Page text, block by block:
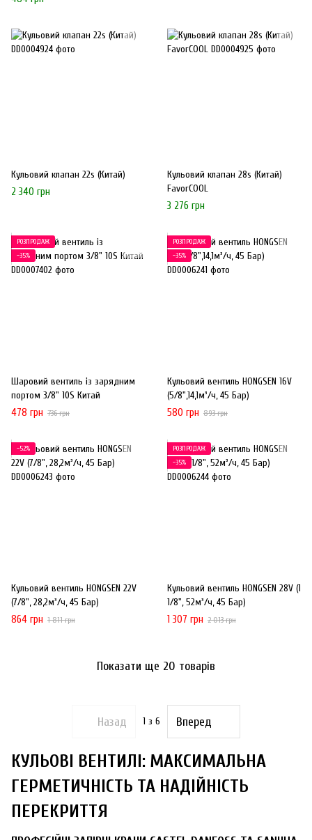
Кульовий клапан 22s (Китай)
2 340 грн
Кульовий клапан 28s (Китай)
FavorCOOL
3 276 грн
РОЗПРОДАЖ
−35%
Шаровий вентиль із зарядним
портом 3/8" 10S Китай
478 грн 736 грн
РОЗПРОДАЖ
−35%
Кульовий вентиль HONGSEN 16V
(5/8",14,1м³/ч, 45 Бар)
580 грн 893 грн
−52%
Кульовий вентиль HONGSEN 22V
(7/8", 28,2м³/ч, 45 Бар)
864 грн 1 811 грн
РОЗПРОДАЖ
−35%
Кульовий вентиль HONGSEN 28V (1
1/8", 52м³/ч, 45 Бар)
1 307 грн 2 013 грн
Показати ще 20 товарів
Назад 1 з 6 Вперед
КУЛЬОВІ ВЕНТИЛІ: МАКСИМАЛЬНА
ГЕРМЕТИЧНІСТЬ ТА НАДІЙНІСТЬ
ПЕРЕКРИТТЯ